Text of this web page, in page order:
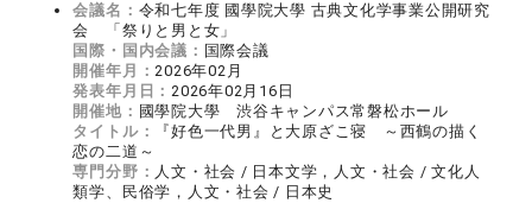
会議名： 令和七年度 國學院大學 古典文化学事業公開研究
会 「祭りと男と女」
国際・国内会議： 国際会議
開催年月：2026年02月
発表年月日：2026年02月16日
開催地： 國學院大學 渋谷キャンパス常磐松ホール
タイトル：
『好色一代男』と大原ざこ寝 ～西鶴の描く
恋の二道～
専門分野： 人文・社会 / 日本文学，人文・社会 / 文化人
類学、民俗学，人文・社会 / 日本史